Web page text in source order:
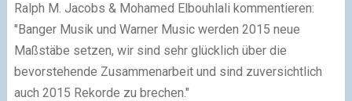
Ralph M. Jacobs & Mohamed Elbouhlali kommentieren:
"Banger Musik und Warner Music werden 2015 neue
Maßstäbe setzen, wir sind sehr glücklich über die
bevorstehende Zusammenarbeit und sind zuversichtlich
auch 2015 Rekorde zu brechen."